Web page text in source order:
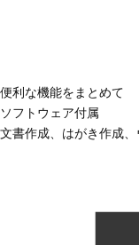
便利な機能をまとめて
ソフトウェア付属
文書作成、はがき作成